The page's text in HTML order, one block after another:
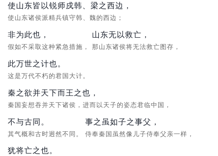
使山东皆以锐师戍韩、梁之西边，
使山东诸侯派精兵镇守韩、魏的西边；
非为此也，
假如不采取这种紧急措施，
山东无以救亡，
那山东诸侯将无法救亡图存，
此万世之计也。
这是万代不朽的君国大计。
秦之欲并天下而王之也，
秦国妄想吞并天下诸侯，进而以天子的姿态君临中国，
不与古同。
其气概和古时迥然不同。
事之虽如子之事父，
侍奉秦国虽然像儿子侍奉父亲一样，
犹将亡之也。